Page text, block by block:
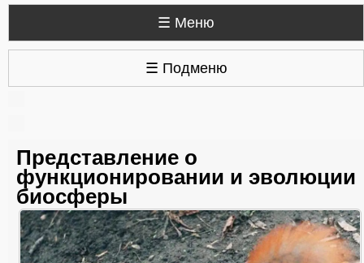
☰ Меню
☰ Подменю
Представление о
функционировании и эволюции
биосферы